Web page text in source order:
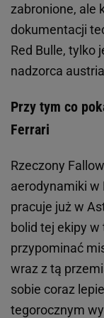
zabronione, ale
dokumentacji
Red Bulle, tylko
nadzorca
Przy tym co
Ferrari
Rzeczony
aerodynamiki w
pracuje już w
bolid tej ekipy w
przypominać
wraz z tą
sobie coraz
tegorocznym